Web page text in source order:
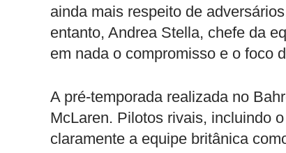
ainda mais respeito de
entanto, Andrea Stella, chefe da
em nada o compromisso e o foco
A pré-temporada realizada no
McLaren. Pilotos rivais, incluindo
claramente a equipe britânica